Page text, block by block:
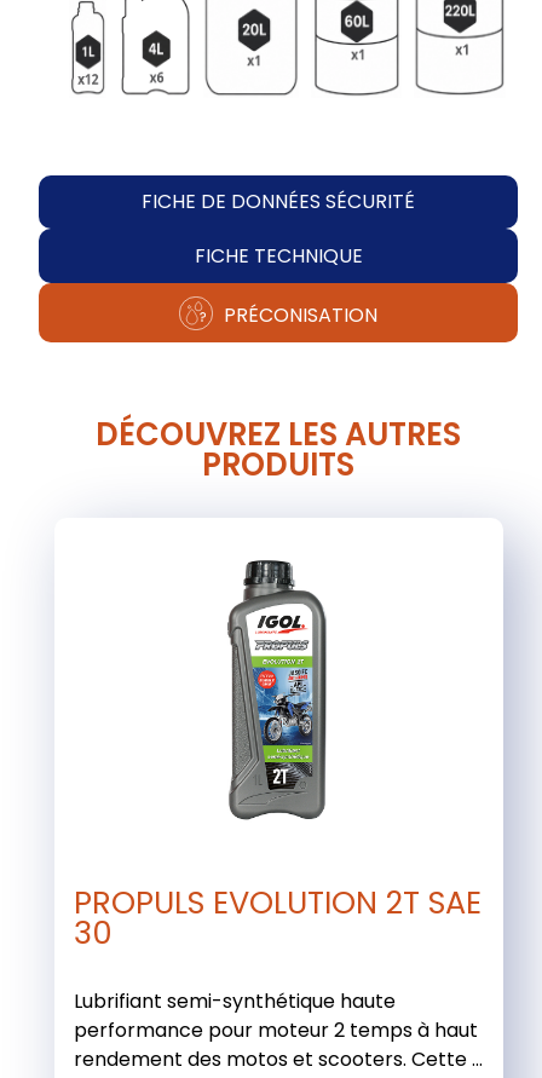
FICHE DE DONNÉES SÉCURITÉ
FICHE TECHNIQUE
PRÉCONISATION
DÉCOUVREZ LES AUTRES
PRODUITS
PROPULS EVOLUTION 2T SAE
30
Lubrifiant semi-synthétique haute
performance pour moteur 2 temps à haut
rendement des motos et scooters. Cette ...